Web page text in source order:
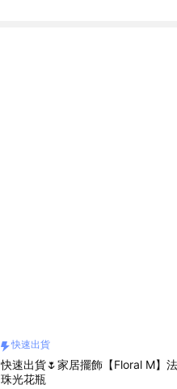
快速出貨
快速出貨🌷家居擺飾【Floral M】
珠光花瓶